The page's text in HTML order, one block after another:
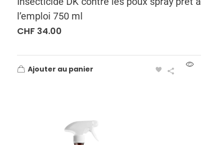
l’emploi 750 ml
CHF 34.00
Ajouter au panier